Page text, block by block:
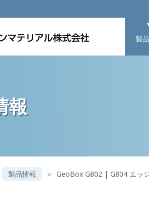
製
報
製品情報 GeoBox G802 | G804 エッ